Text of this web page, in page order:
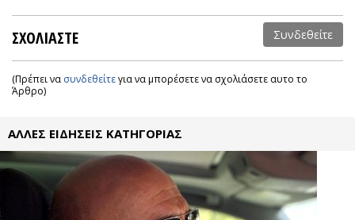
ΣΧΟΛΙΑΣΤΕ Συνδεθείτε
(Πρέπει να συνδεθείτεγια να μπορέσετε να σχολιάσετε αυτο το
Άρθρο)
ΑΛΛΕΣ ΕΙΔΗΣΕΙΣ ΚΑΤΗΓΟΡΙΑΣ